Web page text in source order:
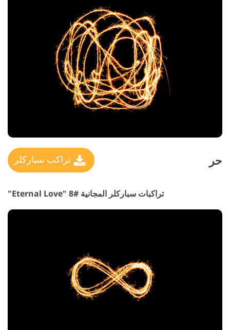
حر تراكب سباركلر
تراكبات سباركلر المجانية #8 "Eternal Love"